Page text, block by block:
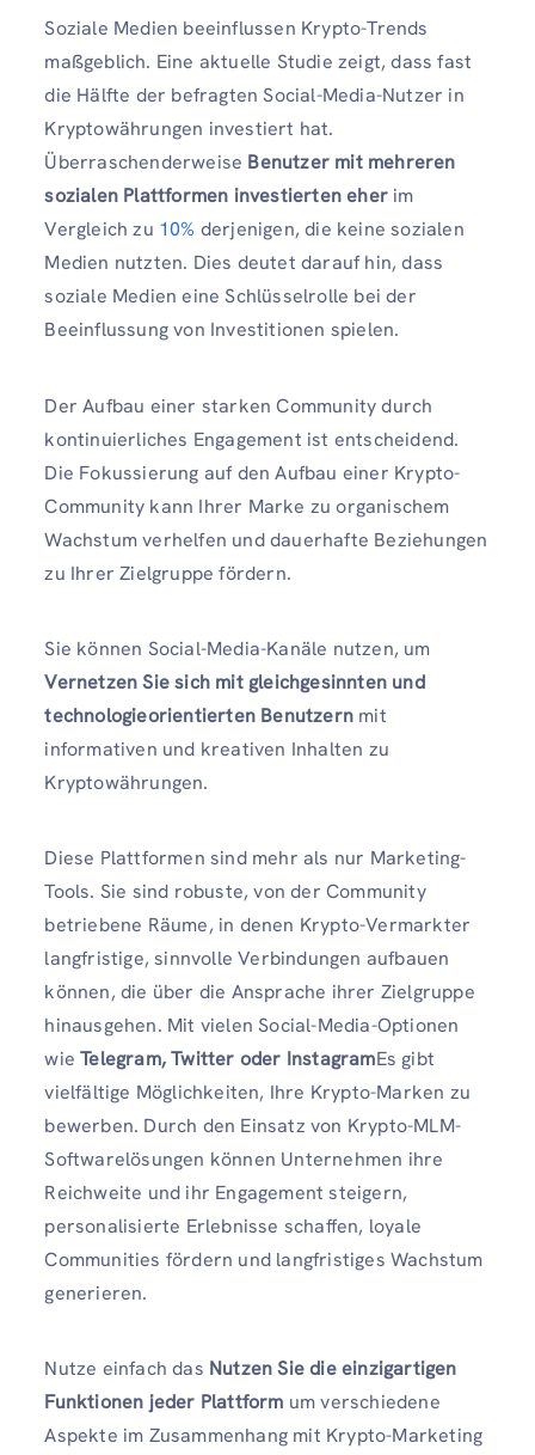
Soziale Medien beeinflussen Krypto-Trends
maßgeblich. Eine aktuelle Studie zeigt, dass fast
die Hälfte der befragten Social-Media-Nutzer in
Kryptowährungen investiert hat.
Überraschenderweise Benutzer mit mehreren
sozialen Plattformen investierten eher im
Vergleich zu 10% derjenigen, die keine sozialen
Medien nutzten. Dies deutet darauf hin, dass
soziale Medien eine Schlüsselrolle bei der
Beeinflussung von Investitionen spielen.
Der Aufbau einer starken Community durch
kontinuierliches Engagement ist entscheidend.
Die Fokussierung auf den Aufbau einer Krypto-
Community kann Ihrer Marke zu organischem
Wachstum verhelfen und dauerhafte Beziehungen
zu Ihrer Zielgruppe fördern.
Sie können Social-Media-Kanäle nutzen, um
Vernetzen Sie sich mit gleichgesinnten und
technologieorientierten Benutzern mit
informativen und kreativen Inhalten zu
Kryptowährungen.
Diese Plattformen sind mehr als nur Marketing-
Tools. Sie sind robuste, von der Community
betriebene Räume, in denen Krypto-Vermarkter
langfristige, sinnvolle Verbindungen aufbauen
können, die über die Ansprache ihrer Zielgruppe
hinausgehen. Mit vielen Social-Media-Optionen
wieTelegram, Twitter oder InstagramEs gibt
vielfältige Möglichkeiten, Ihre Krypto-Marken zu
bewerben. Durch den Einsatz von Krypto-MLM-
Softwarelösungen können Unternehmen ihre
Reichweite und ihr Engagement steigern,
personalisierte Erlebnisse schaffen, loyale
Communities fördern und langfristiges Wachstum
generieren.
Nutze einfach das Nutzen Sie die einzigartigen
Funktionen jeder Plattform um verschiedene
Aspekte im Zusammenhang mit Krypto-Marketing